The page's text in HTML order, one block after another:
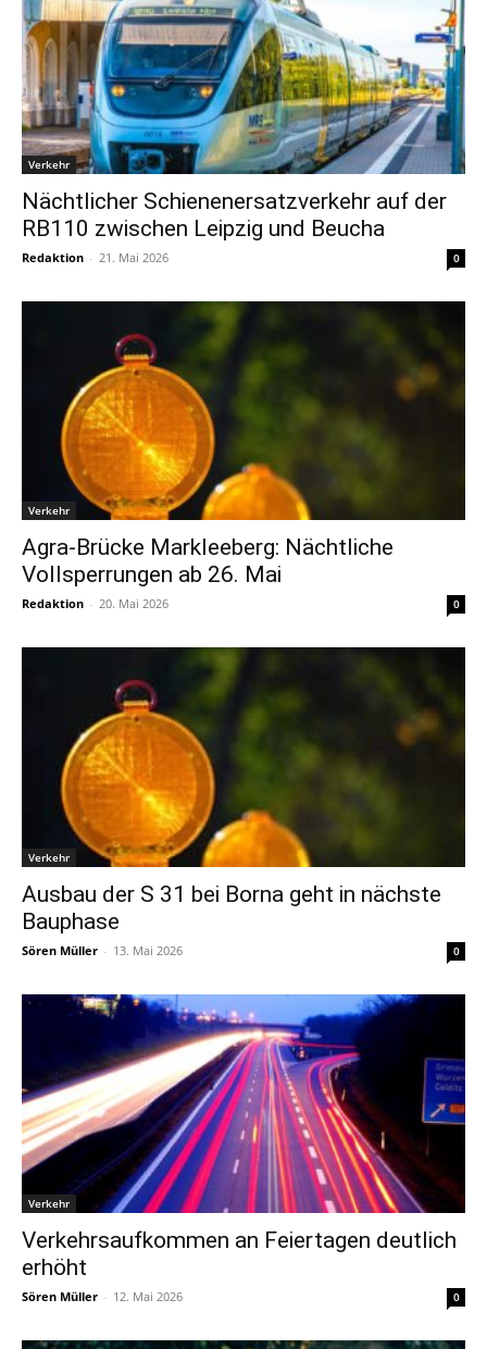
Verkehr
Nächtlicher Schienenersatzverkehr auf der
RB110 zwischen Leipzig und Beucha
Redaktion - 21. Mai 2026 0
Verkehr
Agra-Brücke Markleeberg: Nächtliche
Vollsperrungen ab 26. Mai
Redaktion - 20. Mai 2026 0
Verkehr
Ausbau der S 31 bei Borna geht in nächste
Bauphase
Sören Müller - 13. Mai 2026 0
Verkehr
Verkehrsaufkommen an Feiertagen deutlich
erhöht
Sören Müller - 12. Mai 2026 0